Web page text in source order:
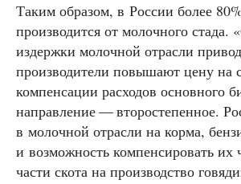
Таким образом, в России более
производится от молочного стада.
издержки молочной отрасли
производители повышают цену на
компенсации расходов основного
направление — второстепенное.
в молочной отрасли на корма,
и возможность компенсировать их
части скота на производство